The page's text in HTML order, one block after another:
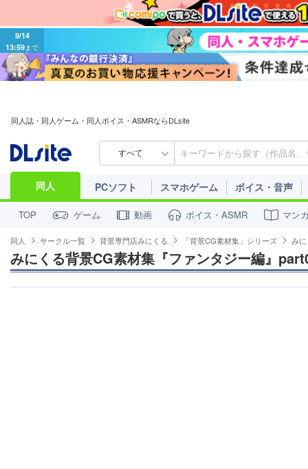
9/14
13:59まで
同人誌・同人ゲーム・同人ボイス・ASMRならDLsite
すべて
同人 PCソフト スマホゲーム ボイス・音声
TOP ゲーム 動画 ボイス・ASMR マン
同人 サークル一覧 背景専門店みにくる 「背景CG素材集」シリーズ み
みにくる背景CG素材集『ファンタジー編』